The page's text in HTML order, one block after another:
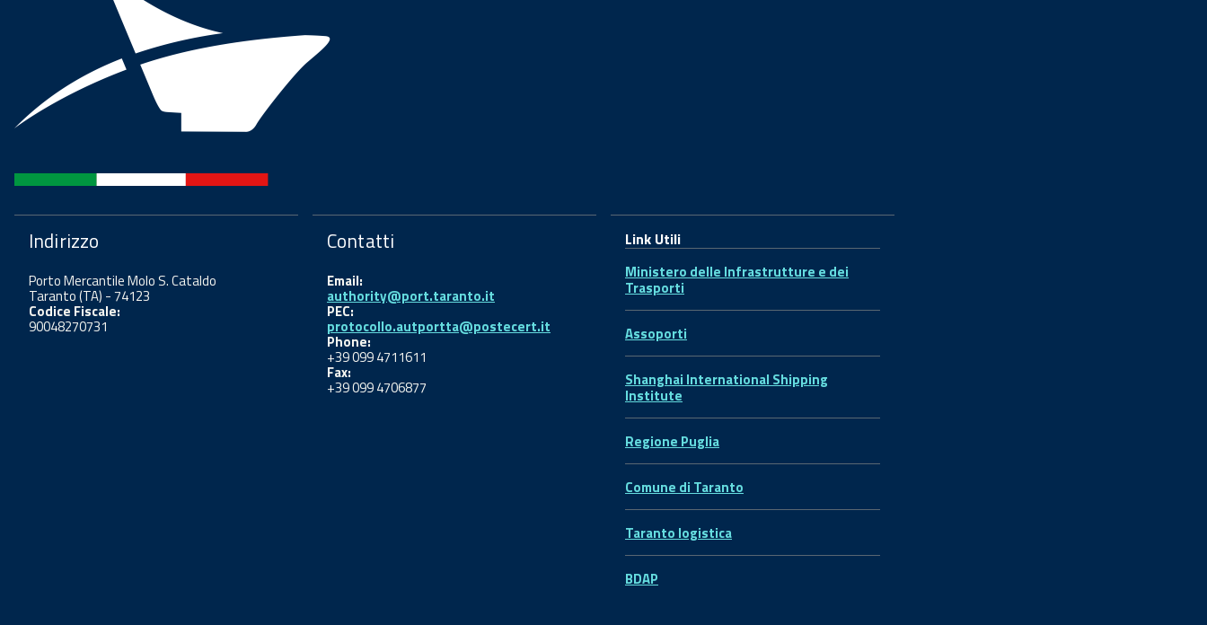
Indirizzo
Porto Mercantile Molo S. Cataldo
Taranto (TA) - 74123
Codice Fiscale:
90048270731
Contatti
Email:
authority@port.taranto.it
PEC:
protocollo.autportta@postecert.it
Phone:
+39 099 4711611
Fax:
+39 099 4706877
Link Utili
Ministero delle Infrastrutture e dei
Trasporti
Assoporti
Shanghai International Shipping
Institute
Regione Puglia
Comune di Taranto
Taranto logistica
BDAP